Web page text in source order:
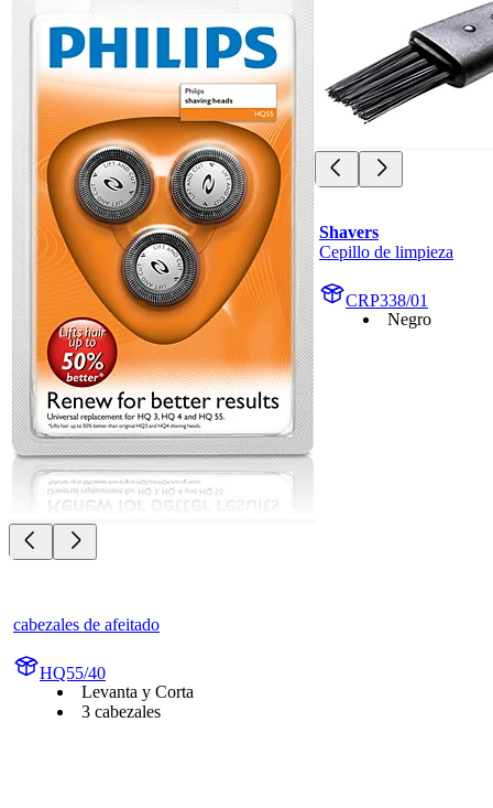
cabezales de afeitado
HQ55/40
Levanta y Corta
3 cabezales
Shavers
Cepillo de limpieza
CRP338/01
Negro